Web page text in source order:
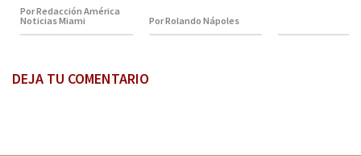
Por Redacción América
Noticias Miami
Por Rolando Nápoles
DEJA TU COMENTARIO